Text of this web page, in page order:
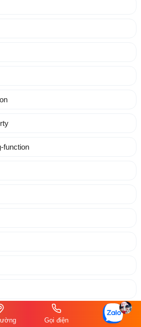
function
Gọi điện